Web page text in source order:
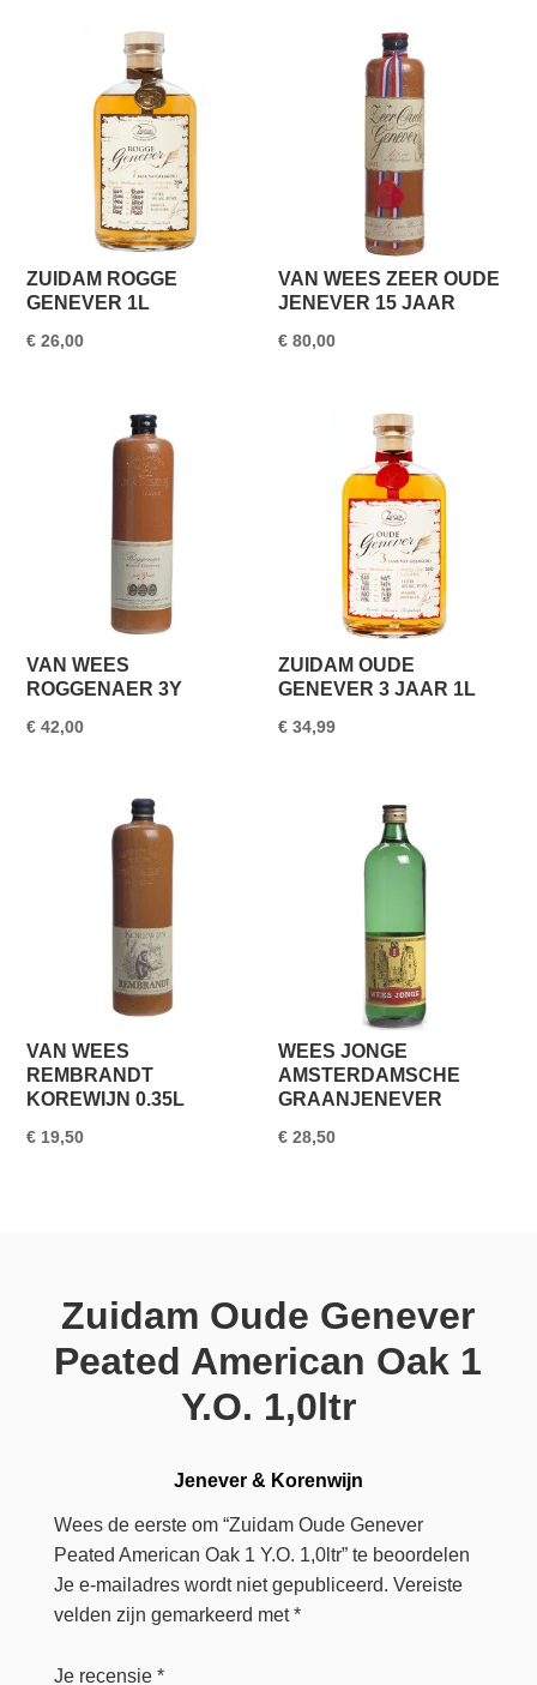
ZUIDAM ROGGE
GENEVER 1L
€ 26,00
VAN WEES ZEER OUDE
JENEVER 15 JAAR
€ 80,00
VAN WEES
ROGGENAER 3Y
€ 42,00
ZUIDAM OUDE
GENEVER 3 JAAR 1L
€ 34,99
VAN WEES
REMBRANDT
KOREWIJN 0.35L
€ 19,50
WEES JONGE
AMSTERDAMSCHE
GRAANJENEVER
€ 28,50
Zuidam Oude Genever
Peated American Oak 1
Y.O. 1,0ltr
Jenever & Korenwijn
Wees de eerste om “Zuidam Oude Genever
Peated American Oak 1 Y.O. 1,0ltr” te beoordelen
Je e-mailadres wordt niet gepubliceerd. Vereiste
velden zijn gemarkeerd met*
Je recensie *